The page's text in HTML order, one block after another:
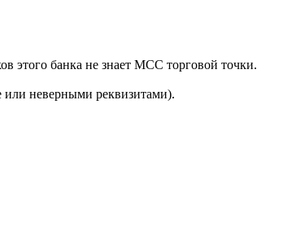
банка не знает MCC торговой точки.
неверными реквизитами).